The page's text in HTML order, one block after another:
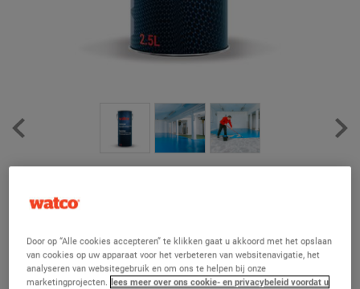
op één dag aanbrengen
Minimale stilstandtijd
Door op “Alle cookies accepteren” te klikken gaat u akkoord met het opslaan
van cookies op uw apparaat voor het verbeteren van websitenavigatie, het
analyseren van websitegebruik en om ons te helpen bij onze
marketingprojecten. lees meer over ons cookie- en privacybeleid voordat u